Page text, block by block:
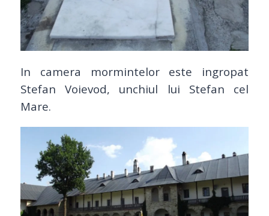
In camera mormintelor este ingropat
Stefan Voievod, unchiul lui Stefan cel
Mare.